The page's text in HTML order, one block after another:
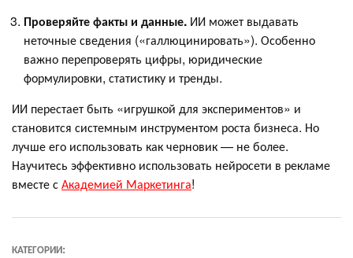
Проверяйте факты и данные. ИИ может выдавать
неточные сведения («галлюцинировать»). Особенно
важно перепроверять цифры, юридические
формулировки, статистику и тренды.
ИИ перестает быть «игрушкой для экспериментов» и
становится системным инструментом роста бизнеса. Но
лучше его использовать как черновик — не более.
Научитесь эффективно использовать нейросети в рекламе
вместе сАкадемией Маркетинга!
КАТЕГОРИИ: